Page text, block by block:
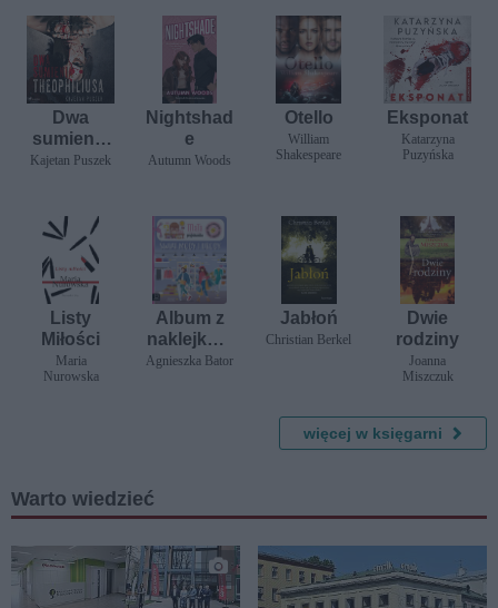
Dwa
sumienia
Theophili
Kajetan Puszek
Nightshad
e
Autumn Woods
Otello
William
Shakespeare
Eksponat
Katarzyna
Puzyńska
Listy
Miłości
Maria
Nurowska
Album z
naklejkam
i. Mała
Agnieszka Bator
Jabłoń
Christian Berkel
Dwie
rodziny
Joanna
Miszczuk
więcej w księgarni
Warto wiedzieć